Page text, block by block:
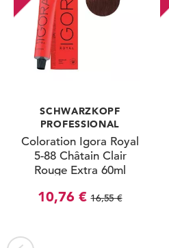
SCHWARZKOPF
PROFESSIONAL
Coloration Igora Royal
5-88 Châtain Clair
Rouge Extra 60ml
10,76 € 16,55 €